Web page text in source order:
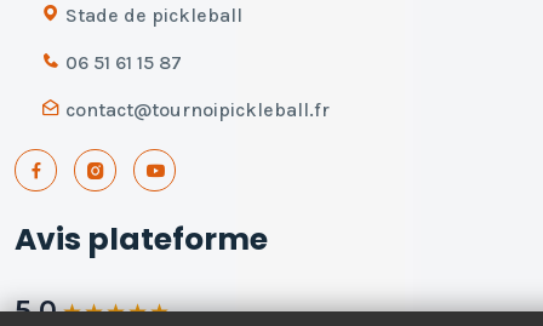
Stade de pickleball
06 51 61 15 87
contact@tournoipickleball.fr
Avis plateforme
5.0★★★★★